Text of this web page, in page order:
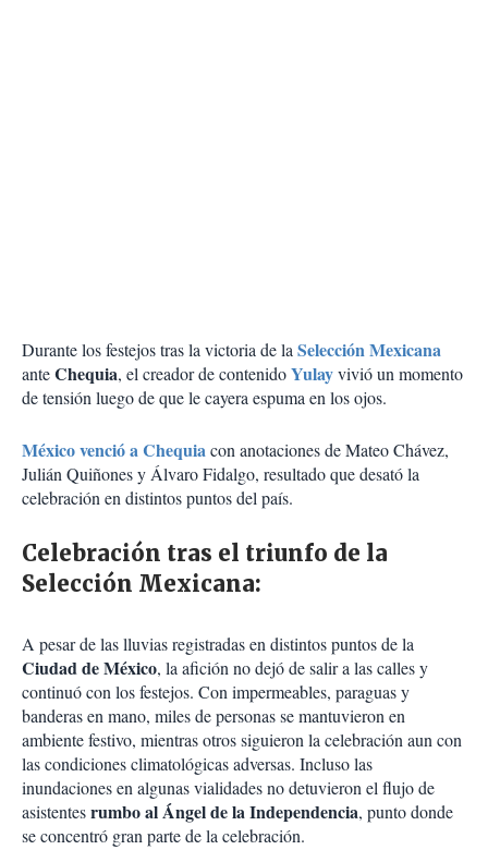
Durante los festejos tras la victoria de laSelección Mexicana
anteChequia, el creador de contenidoYulayvivió un momento
de tensión luego de que le cayera espuma en los ojos.
México venció a Chequiacon anotaciones de Mateo Chávez,
Julián Quiñones y Álvaro Fidalgo, resultado que desató la
celebración en distintos puntos del país.
Celebración tras el triunfo de la
Selección Mexicana:
A pesar de las lluvias registradas en distintos puntos de la
Ciudad de México, la afición no dejó de salir a las calles y
continuó con los festejos. Con impermeables, paraguas y
banderas en mano, miles de personas se mantuvieron en
ambiente festivo, mientras otros siguieron la celebración aun con
las condiciones climatológicas adversas. Incluso las
inundaciones en algunas vialidades no detuvieron el flujo de
asistentesrumbo al Ángel de la Independencia, punto donde
se concentró gran parte de la celebración.